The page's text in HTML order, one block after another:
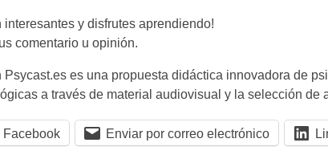
y disfrutes aprendiendo!
comentario u opinión.
Psycast.es es una propuesta didáctica innovadora de
a través de material audiovisual y la selección de
Facebook Enviar por correo electrónico